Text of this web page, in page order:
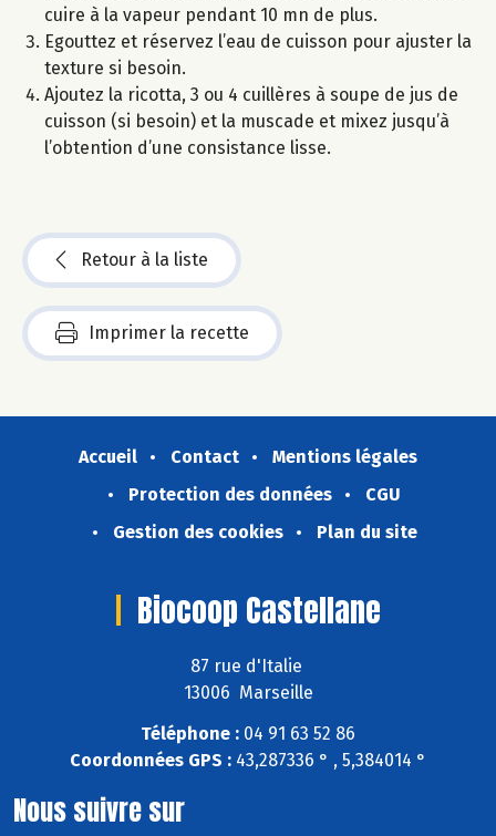
cuire à la vapeur pendant 10 mn de plus.
Egouttez et réservez l’eau de cuisson pour ajuster la
texture si besoin.
Ajoutez la ricotta, 3 ou 4 cuillères à soupe de jus de
cuisson (si besoin) et la muscade et mixez jusqu’à
l’obtention d’une consistance lisse.
Retour à la liste
Imprimer la recette
Accueil Contact
Mentions légales
Protection des données
CGU
Gestion des cookies
Plan du site
Biocoop Castellane
87 rue d'Italie
13006 Marseille
Téléphone : 04 91 63 52 86
Coordonnées GPS : 43,287336 ° , 5,384014 °
Nous suivre sur